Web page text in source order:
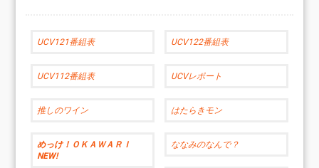
UCV121番組表 UCV122番組表
UCV112番組表 UCVレポート
推しのワイン はたらきモン
めっけ！ＯＫＡＷＡＲＩ
NEW!
ななみのなんで？